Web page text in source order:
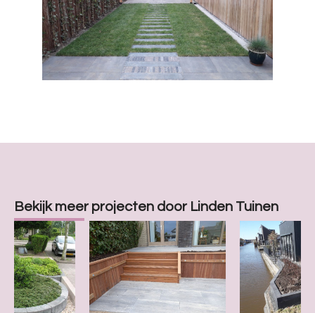
Bekijk meer projecten door Linden Tuinen